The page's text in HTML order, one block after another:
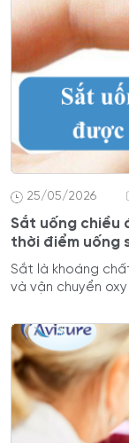
25/05/2026
Sắt uống chiều
thời điểm uống
Sắt là khoáng
và vận chuyển